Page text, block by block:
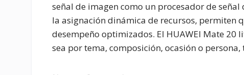
señal de imagen como un procesador de
la asignación dinámica de recursos, permiten
desempeño optimizados. El HUAWEI Mate
sea por tema, composición, ocasión o persona,